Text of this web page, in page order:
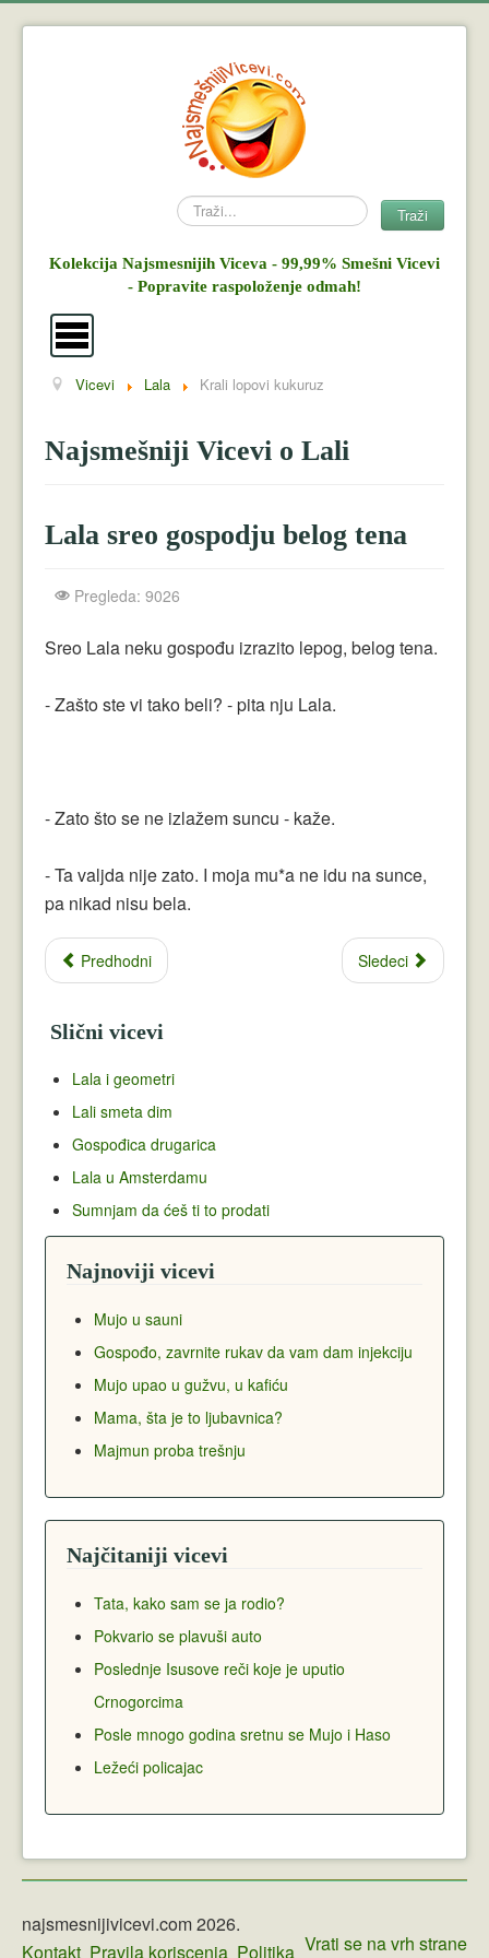
Search Traži
Kolekcija Najsmesnijih Viceva - 99,99% Smešni Vicevi
- Popravite raspoloženje odmah!
Vicevi
Mujo i Haso
Perica
Najbolji Vicevi
Vicevi Lala Krali lopovi kukuruz
Najsmešniji Vicevi o Lali
Lala sreo gospodju belog tena
Pregleda: 9026
Sreo Lala neku gospođu izrazito lepog, belog tena.
- Zašto ste vi tako beli? - pita nju Lala.
- Zato što se ne izlažem suncu - kaže.
- Ta valjda nije zato. I moja mu*a ne idu na sunce,
pa nikad nisu bela.
Predhodni Sledeci
Slični vicevi
Lala i geometri
Lali smeta dim
Gospođica drugarica
Lala u Amsterdamu
Sumnjam da ćeš ti to prodati
Najnoviji vicevi
Mujo u sauni
Gospođo, zavrnite rukav da vam dam injekciju
Mujo upao u gužvu, u kafiću
Mama, šta je to ljubavnica?
Majmun proba trešnju
Najčitaniji vicevi
Tata, kako sam se ja rodio?
Pokvario se plavuši auto
Poslednje Isusove reči koje je uputio
Crnogorcima
Posle mnogo godina sretnu se Mujo i Haso
Ležeći policajac
Vrati se na vrh strane
najsmesnijivicevi.com 2026.
Kontakt Pravila koriscenja Politika